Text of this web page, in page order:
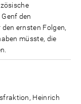
den
ernsten Folgen,
müsste, die
Heinrich